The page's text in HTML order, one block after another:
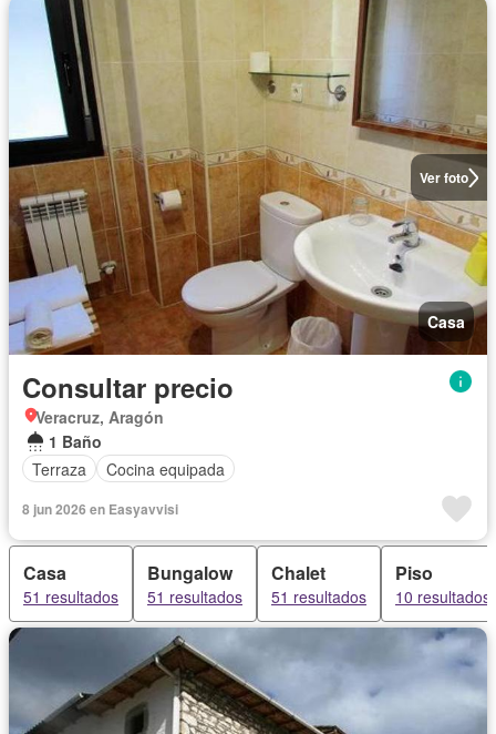
Ver foto
Casa
Consultar precio
Veracruz, Aragón
1 Baño
Terraza
Cocina equipada
8 jun 2026 en Easyavvisi
Casa
51 resultados
Bungalow
51 resultados
Chalet
51 resultados
Piso
10 resultados